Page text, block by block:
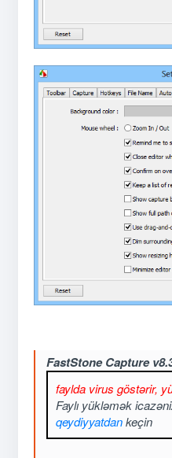
FastStone Capture
faylda virus göstərir,
Faylı yükləmək
qeydiyyatdankeçin